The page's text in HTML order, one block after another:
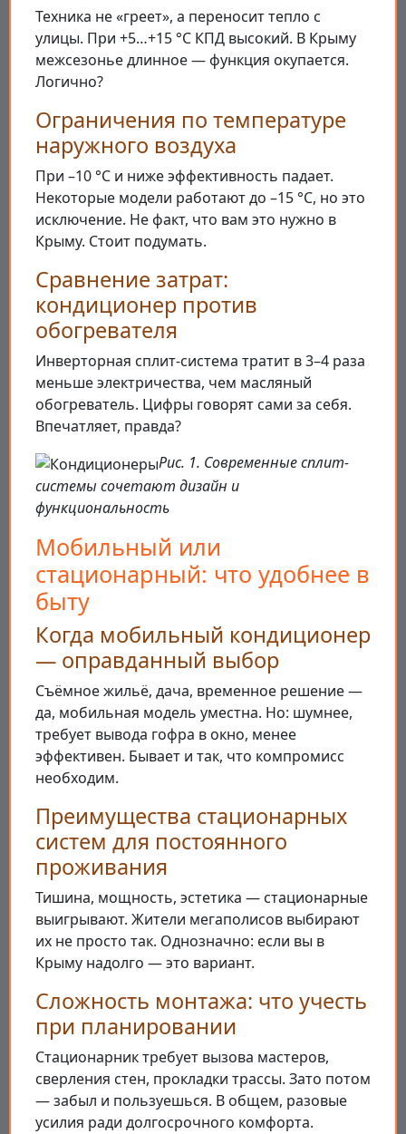
Техника не «греет», а переносит тепло с
улицы. При +5…+15 °C КПД высокий. В Крыму
межсезонье длинное — функция окупается.
Логично?
Ограничения по температуре
наружного воздуха
При –10 °C и ниже эффективность падает.
Некоторые модели работают до –15 °C, но это
исключение. Не факт, что вам это нужно в
Крыму. Стоит подумать.
Сравнение затрат:
кондиционер против
обогревателя
Инверторная сплит-система тратит в 3–4 раза
меньше электричества, чем масляный
обогреватель. Цифры говорят сами за себя.
Впечатляет, правда?
Рис. 1. Современные сплит-
системы сочетают дизайн и
функциональность
Мобильный или
стационарный: что удобнее в
быту
Когда мобильный кондиционер
— оправданный выбор
Съёмное жильё, дача, временное решение —
да, мобильная модель уместна. Но: шумнее,
требует вывода гофра в окно, менее
эффективен. Бывает и так, что компромисс
необходим.
Преимущества стационарных
систем для постоянного
проживания
Тишина, мощность, эстетика — стационарные
выигрывают. Жители мегаполисов выбирают
их не просто так. Однозначно: если вы в
Крыму надолго — это вариант.
Сложность монтажа: что учесть
при планировании
Стационарник требует вызова мастеров,
сверления стен, прокладки трассы. Зато потом
— забыл и пользуешься. В общем, разовые
усилия ради долгосрочного комфорта.